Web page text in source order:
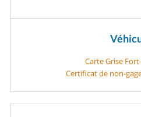
Carte Grise
Certificat de non-